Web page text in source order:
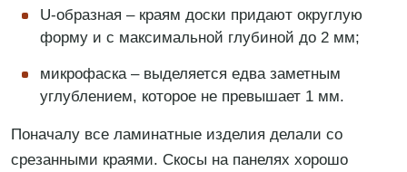
U-образная – краям доски придают округлую
форму и с максимальной глубиной до 2 мм;
микрофаска – выделяется едва заметным
углублением, которое не превышает 1 мм.
Поначалу все ламинатные изделия делали со
срезанными краями. Скосы на панелях хорошо